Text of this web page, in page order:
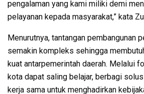
pengalaman yang kami miliki demi
pelayanan kepada masyarakat,” kata
Menurutnya, tantangan pembangunan
semakin kompleks sehingga
kuat antarpemerintah daerah. Melalui
kota dapat saling belajar, berbagi
kerja sama untuk menghadirkan